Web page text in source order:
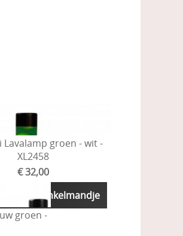
Lavalamp groen - wit -
XL2458
€ 32,00
aan winkelmandje
groen -